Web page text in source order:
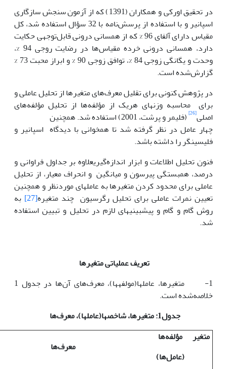
در تحقیق اورکی و همکاران (1391) که از آزمون سنجش سازگاری
اسپانیر و با استفاده از پرسش‌نامه با 32 سؤال استفاده شد، کل
مقیاس دارای آلفای­ 96 % که از همسانی درونی قابل‌توجهی حکایت
دارد، همسانی درونی خرده مقیاس‌ها در رضایت روجی 94 %،
وحدت و یگانگی زوجی 84 %، توافق زوجی 90 % و ابراز محبت 73 %
گزارش‌شده است.
در پژوهش کنونی برای تقلیل معرف‌های متغیرها از تحلیل عاملی و
برای محاسبه وزن­های هریک از مؤلفه‌ها از تحلیل مؤلفه‌های
اصلی[26]
(فلیمر و پرشت، 2001) استفاده شد. همچنین
چهار ­عامل در نظر گرفته شد تا همخوانی با دیدگاه اسپانیر و
فلیسینگر را داشته باشد.
فنون تحلیل اطلاعات و ابزار اندازه‌گیریعلاوه بر جداول فراوانی و
درصد، همبستگی پیرسون و میانگین و انحراف معیار، از تحلیل
عاملی برای محدود کردن متغیرها به عامل­های موردنظر و همچنین
تعیین نمرات عاملی­ برای تحلیل رگرسیون ­ چند متغیره[27]
به
روش گام و گام و پیش­بینی­های لازم در تحلیل و تبیین استفاده
شد.
تعریف عملیاتی متغیرها
1- متغیرها، عامل­ها(مولفه­ها)، معرف‌های آن‌ها در جدول 1
خلاصه‌شده است.
جدول1: متغیرها، شاخص­ها(عامل­ها)، معرف‌ها
متغیر
مؤلفه‌ها
(عامل‌ها)
معرف‌ها